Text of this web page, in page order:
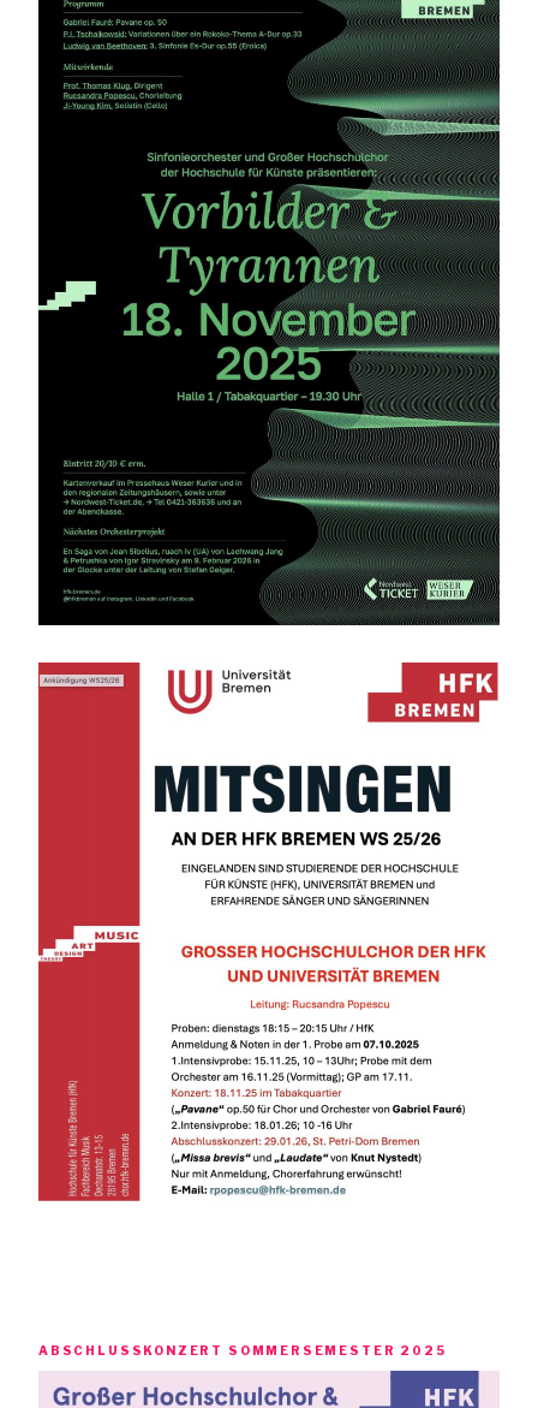
ABSCHLUSSKONZERT SOMMERSEMESTER 2025